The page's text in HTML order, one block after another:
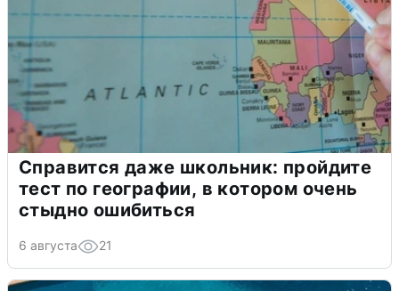
Справится даже школьник: пройдите
тест по географии, в котором очень
стыдно ошибиться
6 августа 21